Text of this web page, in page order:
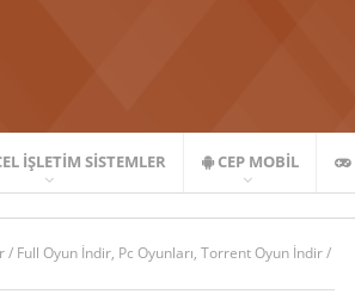
İŞLETIM SISTEMLER CEP MOBIL
/ Full Oyun İndir, Pc Oyunları, Torrent Oyun İndir/